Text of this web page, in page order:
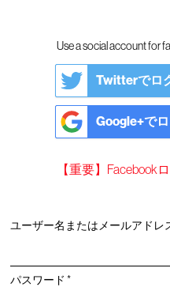
Use a social account for
Twitterでロ
Google+で
【重要】Facebook
ユーザー名またはメールアドレ
パスワード*必